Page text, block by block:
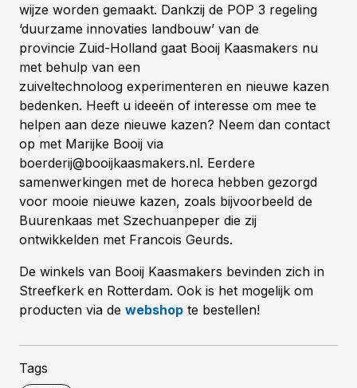
wijze worden gemaakt. Dankzij de POP 3 regeling
‘duurzame innovaties landbouw’ van de
provincie Zuid-Holland gaat Booij Kaasmakers nu
met behulp van een
zuiveltechnoloog experimenteren en nieuwe kazen
bedenken. Heeft u ideeën of interesse om mee te
helpen aan deze nieuwe kazen? Neem dan contact
op met Marijke Booij via
boerderij@booijkaasmakers.nl. Eerdere
samenwerkingen met de horeca hebben gezorgd
voor mooie nieuwe kazen, zoals bijvoorbeeld de
Buurenkaas met Szechuanpeper die zij
ontwikkelden met Francois Geurds.
De winkels van Booij Kaasmakers bevinden zich in
Streefkerk en Rotterdam. Ook is het mogelijk om
producten via de webshop te bestellen!
Tags